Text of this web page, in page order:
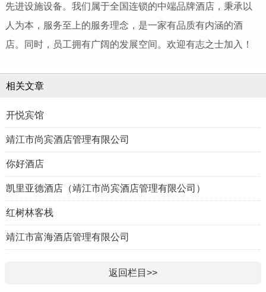
先进设施设备。我们属于全国连锁的中端品牌酒店，秉承以
人为本，服务至上的服务理念，是一家有品质有内涵的酒
店。同时，员工拥有广阔的发展空间。欢迎有志之士加入！
相关文章
开悦宾馆
靖江市尚宾酒店管理有限公司
你好酒店
凯里亚德酒店（靖江市尚宾酒店管理有限公司）
红树林客栈
靖江市富海酒店管理有限公司
返回栏目>>